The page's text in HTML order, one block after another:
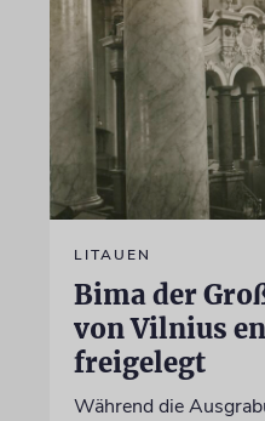
LITAUEN
Bima der
von Vilnius
freigelegt
Während die